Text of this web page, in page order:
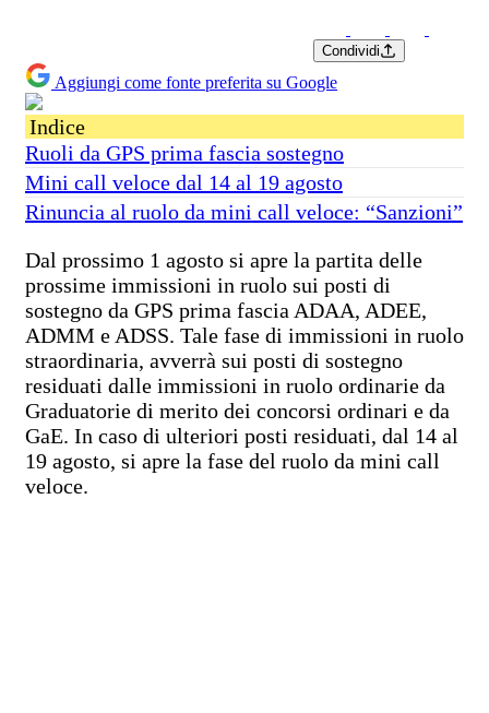
Condividi
Aggiungi come fonte preferita su Google
Indice
Ruoli da GPS prima fascia sostegno
Mini call veloce dal 14 al 19 agosto
Rinuncia al ruolo da mini call veloce: “Sanzioni”
Dal prossimo 1 agosto si apre la partita delle
prossime immissioni in ruolo sui posti di
sostegno da GPS prima fascia ADAA, ADEE,
ADMM e ADSS. Tale fase di immissioni in ruolo
straordinaria, avverrà sui posti di sostegno
residuati dalle immissioni in ruolo ordinarie da
Graduatorie di merito dei concorsi ordinari e da
GaE. In caso di ulteriori posti residuati, dal 14 al
19 agosto, si apre la fase del ruolo da mini call
veloce.